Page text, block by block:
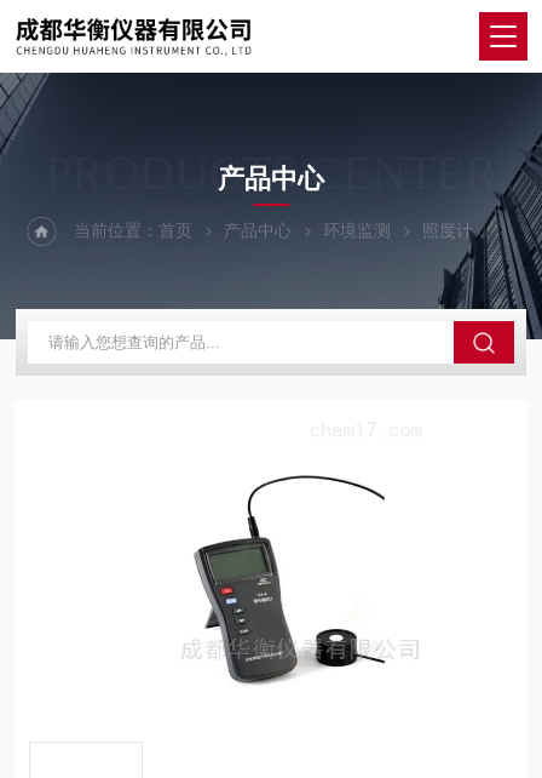
PRODUCTS CENTER
产品中心
当前位置：首页 产品中心 环境监测 照度计 UV-